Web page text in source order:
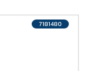
7181480